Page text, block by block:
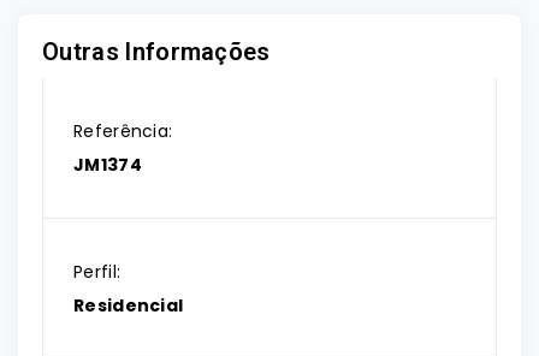
Outras Informações
Referência:
JM1374
Perfil:
Residencial